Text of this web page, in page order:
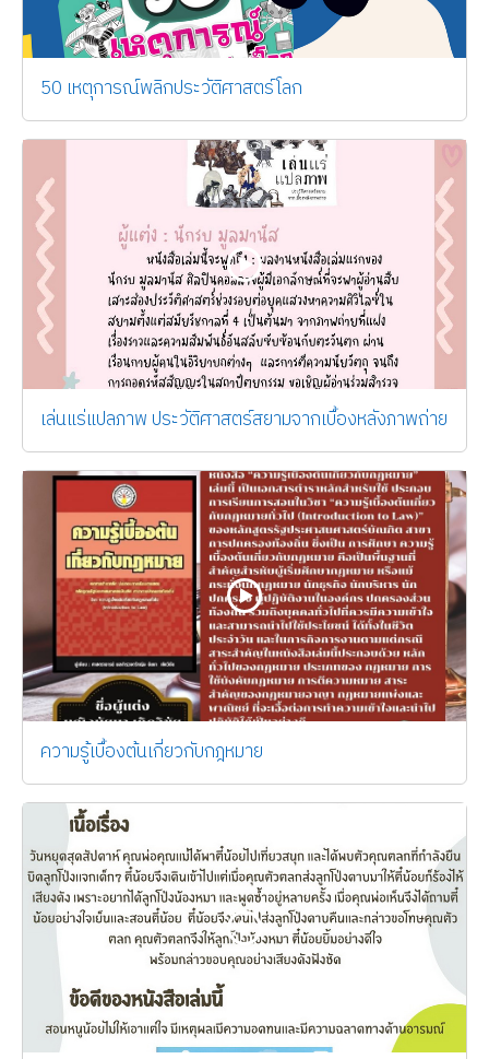
50 เหตุการณ์พลิกประวัติศาสตร์โลก
เล่นแร่แปลภาพ ประวัติศาสตร์สยามจากเบื้องหลังภาพถ่าย
ความรู้เบื้องต้นเกี่ยวกับกฎหมาย